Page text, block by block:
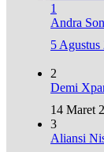
1
Andra
5 Agustus
2
Demi
14 Maret
3
Aliansi